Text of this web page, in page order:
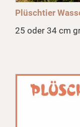
Plüschtier
25 oder 34 cm